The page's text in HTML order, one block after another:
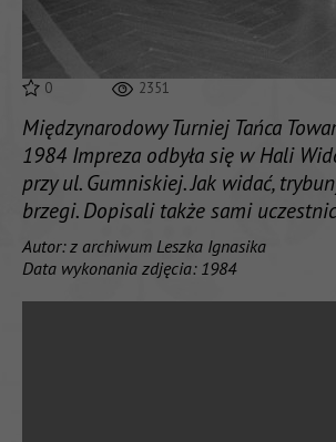
0 2351
Międzynarodowy Turniej Tańca
1984 Impreza odbyła się w Hali
przy ul. Gumniskiej. Jak widać,
brzegi. Dopisali także sami
Autor: z archiwum Leszka Ignasika
Data wykonania zdjęcia: 1984